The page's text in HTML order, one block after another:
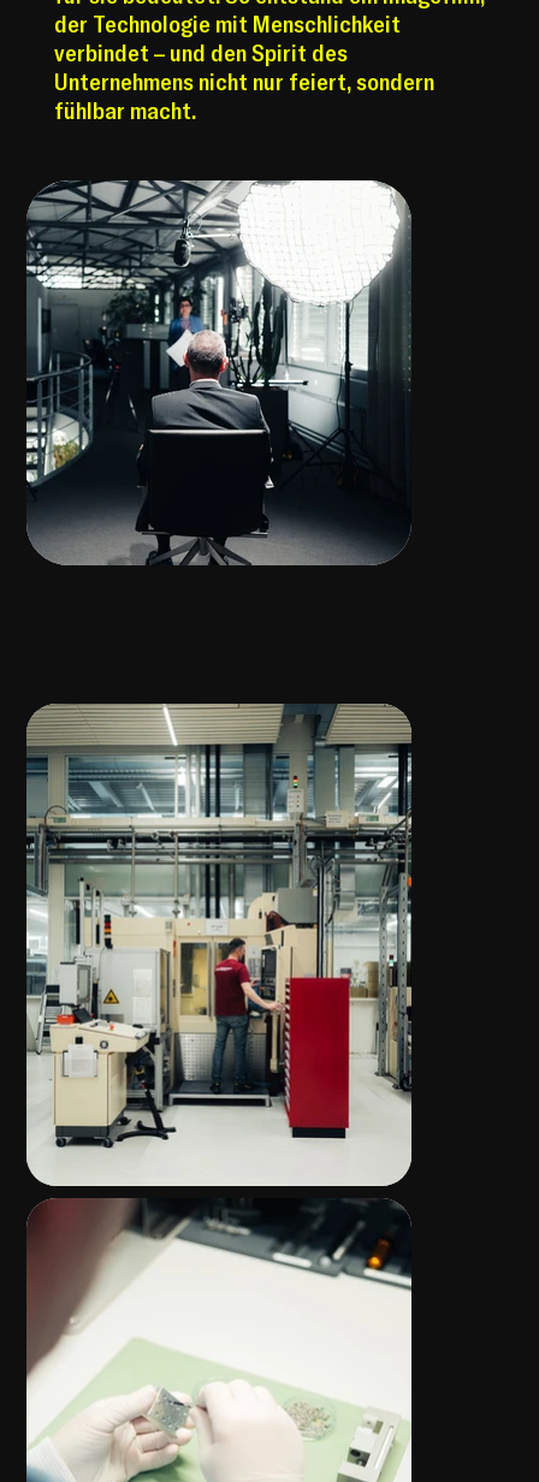
der Technologie mit Menschlichkeit
verbindet – und den Spirit des
Unternehmens nicht nur feiert, sondern
fühlbar macht.